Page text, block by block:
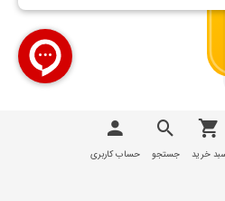
خرید جستجو حساب کاربری
متعلق به سایت
تیوان صنعت |